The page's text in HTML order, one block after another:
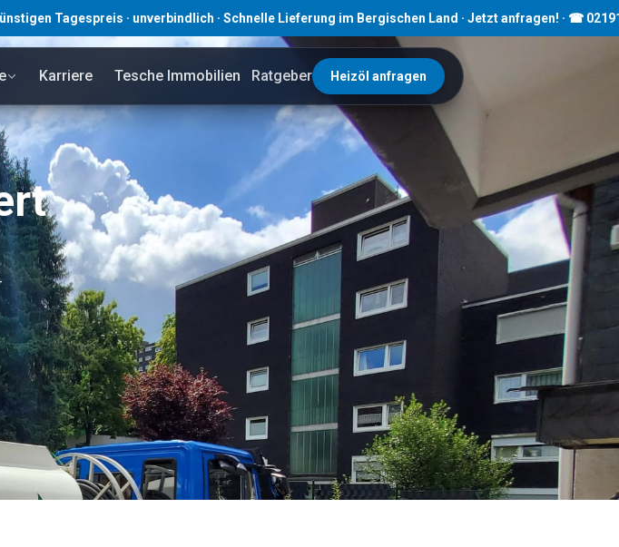
· unverbindlich · Schnelle Lieferung im Bergischen Land · Jetzt anfragen! · ☎ 02191 80793
Karriere Tesche Immobilien Ratgeber Heizöl anfragen